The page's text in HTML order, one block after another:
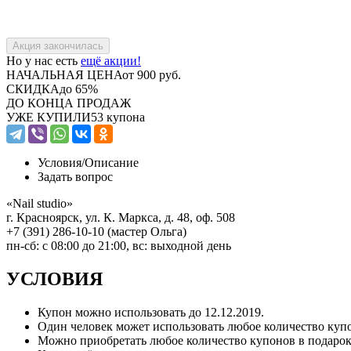
Но у нас есть ещё акции!
НАЧАЛЬНАЯ ЦЕНАот 900 руб.
СКИДКАдо 65%
ДО КОНЦА ПРОДАЖ
УЖЕ КУПИЛИ53 купона
Условия/Описание
Задать вопрос
«Nail studio»
г. Красноярск, ул. К. Маркса, д. 48, оф. 508
+7 (391) 286-10-10 (мастер Ольга)
пн-сб: с 08:00 до 21:00, вс: выходной день
УСЛОВИЯ
Купон можно использовать до 12.12.2019.
Один человек может использовать любое количество
Можно приобретать любое количество купонов в